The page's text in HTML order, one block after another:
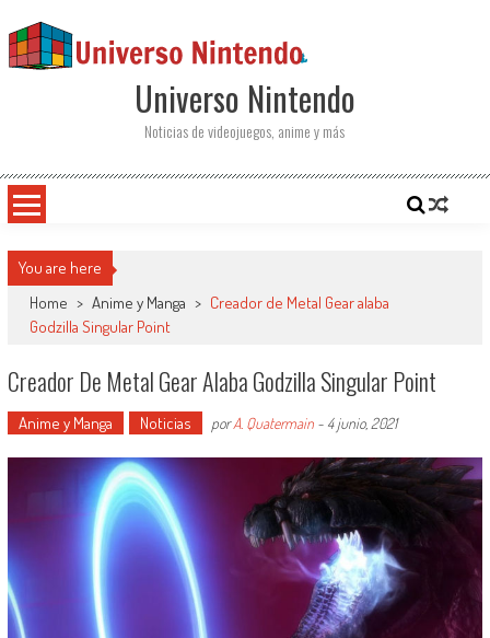
Universo Nintendo
Noticias de videojuegos, anime y más
You are here
Home > Anime y Manga > Creador de Metal Gear alaba
Godzilla Singular Point
Creador De Metal Gear Alaba Godzilla Singular Point
Anime y Manga Noticias porA. Quatermain- 4 junio, 2021